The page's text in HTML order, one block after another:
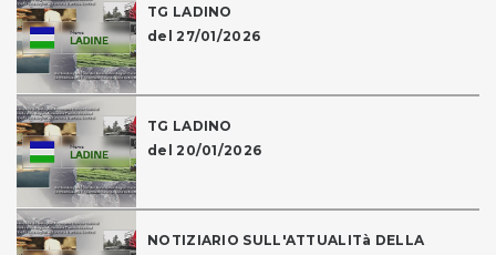
TG LADINO
del 27/01/2026
TG LADINO
del 20/01/2026
NOTIZIARIO SULL'ATTUALITà DELLA